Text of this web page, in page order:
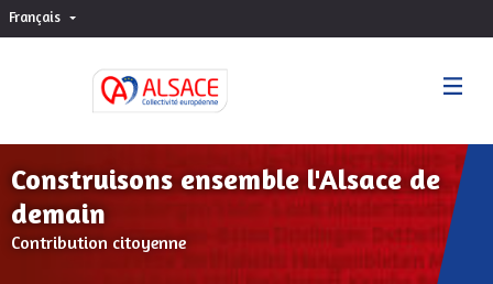
Français Choisir la langue
Construisons ensemble l'Alsace de
demain
Contribution citoyenne